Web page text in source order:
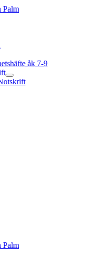
Palm
åk 7-9
Palm